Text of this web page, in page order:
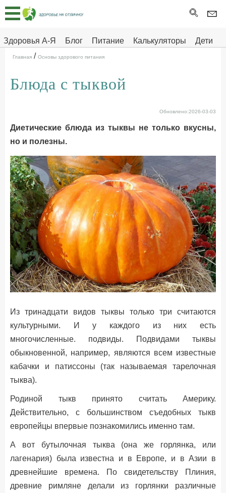
Здоровья А-Я Блог Питание Калькуляторы
Дети
Здоровье на отлично
Главная
Тесты
Про
ДЕТЯМ
Главная / Основы здорового питания
Блюда с тыквой
Обновлено:2026-03-03
Диетические блюда из тыквы не только вкусны,
но и полезны.
Из тринадцати видов тыквы только три считаются
культурными. И у каждого из них есть
многочисленные. подвиды. Подвидами тыквы
обыкновенной, например, являются всем известные
кабачки и патиссоны (так называемая тарелочная
тыква).
Родиной тыкв принято считать Америку.
Действительно, с большинством съедобных тыкв
европейцы впервые познакомились именно там.
А вот бутылочная тыква (она же горлянка, или
лагенария) была известна и в Европе, и в Азии в
древнейшие времена. По свидетельству Плиния,
древние римляне делали из горлянки различные